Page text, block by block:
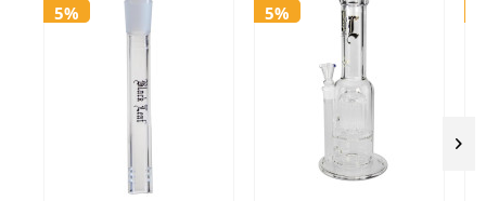
5% 5%